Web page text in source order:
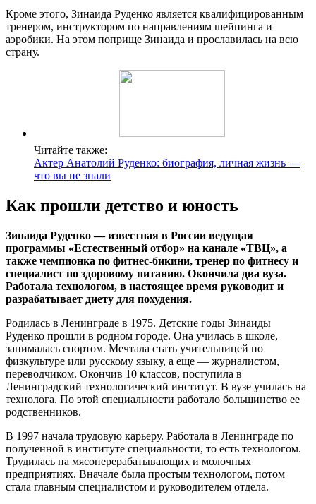
Кроме этого, Зинаида Руденко является квалифицированным
тренером, инструктором по направлениям шейпинга и
аэробики. На этом поприще Зинаида и прославилась на всю
страну.
Читайте также:
Актер Анатолий Руденко: биография, личная жизнь ―
что вы не знали
Как прошли детство и юность
Зинаида Руденко — известная в России ведущая
программы «Естественный отбор» на канале «ТВЦ», а
также чемпионка по фитнес-бикини, тренер по фитнесу и
специалист по здоровому питанию. Окончила два вуза.
Работала технологом, в настоящее время руководит и
разрабатывает диету для похудения.
Родилась в Ленинграде в 1975. Детские годы Зинаиды
Руденко прошли в родном городе. Она училась в школе,
занималась спортом. Мечтала стать учительницей по
физкультуре или русскому языку, а еще — журналистом,
переводчиком. Окончив 10 классов, поступила в
Ленинградский технологический институт. В вузе училась на
технолога. По этой специальности работало большинство ее
родственников.
В 1997 начала трудовую карьеру. Работала в Ленинграде по
полученной в институте специальности, то есть технологом.
Трудилась на мясоперерабатывающих и молочных
предприятиях. Вначале была простым технологом, потом
стала главным специалистом и руководителем отдела.